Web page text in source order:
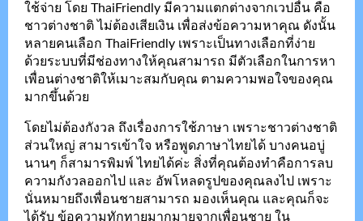
ใช้จ่าย โดย ThaiFriendly มีความแตกต่างจากเวปอื่น คือ
ชาวต่างชาติ ไม่ต้องเสียเงิน เพื่อส่งข้อความหาคุณ ดังนั้น
หลายคนเลือก ThaiFriendly เพราะเป็นทางเลือกที่ง่าย
ด้วยระบบที่มีช่องทางให้คุณสามารถ มีตัวเลือกในการหา
เพื่อนต่างชาติให้เมาะสมกับคุณ ตามความพอใจของคุณ
มากขึ้นด้วย
โดยไม่ต้องกังวล ถึงเรื่องการใช้ภาษา เพราะชาวต่างชาติ
ส่วนใหญ่ สามารเข้าใจ หรือพูดภาษาไทยได้ บางคนอบู่
นานๆ ก็สามารพิมพ์ ไทยได้ค่ะ สิ่งที่คุณต้องทำคือการลบ
ความกังวลออกไป และ อัพโหลดรูปของคุณลงไป เพราะ
นั่นหมายถึงเพื่อนชายสามารถ มองเห็นคุณ และคุณก็จะ
ได้รับ ข้อความทักทายมากมายจากเพื่อนชาย ใน